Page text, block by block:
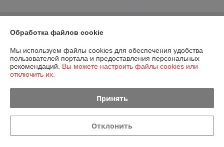
О нас
Контакты
Доставка и оплата
Обработка файлов cookie
Мы используем файлы cookies для обеспечения удобства
пользователей портала и предоставления персональных
рекомендаций. Вы можете настроить файлы cookies или
отключить их.
Принять
Отклонить